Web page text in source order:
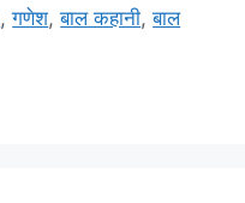
,गणेश,बाल कहानी,बाल